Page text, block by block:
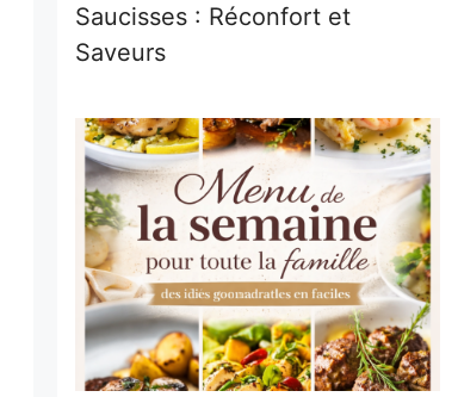
Saucisses : Réconfort et
Saveurs